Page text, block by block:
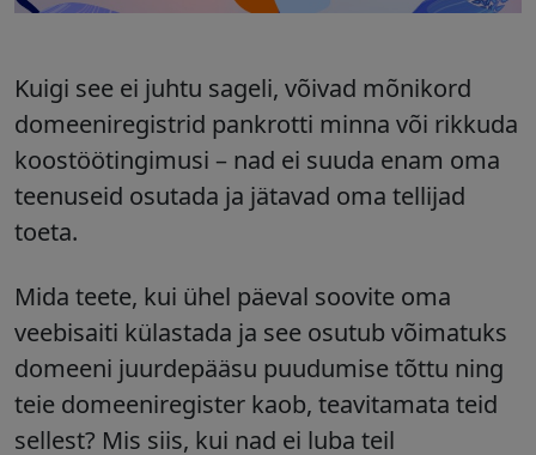
Kuigi see ei juhtu sageli, võivad mõnikord
domeeniregistrid pankrotti minna või rikkuda
koostöötingimusi – nad ei suuda enam oma
teenuseid osutada ja jätavad oma tellijad
toeta.
Mida teete, kui ühel päeval soovite oma
veebisaiti külastada ja see osutub võimatuks
domeeni juurdepääsu puudumise tõttu ning
teie domeeniregister kaob, teavitamata teid
sellest? Mis siis, kui nad ei luba teil